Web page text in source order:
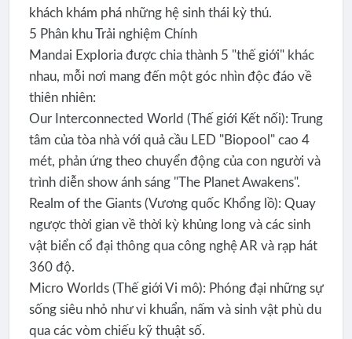
khách khám phá những hệ sinh thái kỳ thú.
​5 Phân khu Trải nghiệm Chính
​Mandai Exploria được chia thành 5 "thế giới" khác
nhau, mỗi nơi mang đến một góc nhìn độc đáo về
thiên nhiên:
​Our Interconnected World (Thế giới Kết nối): Trung
tâm của tòa nhà với quả cầu LED "Biopool" cao 4
mét, phản ứng theo chuyển động của con người và
trình diễn show ánh sáng "The Planet Awakens".
​Realm of the Giants (Vương quốc Khổng lồ): Quay
ngược thời gian về thời kỳ khủng long và các sinh
vật biển cổ đại thông qua công nghệ AR và rạp hát
360 độ.
​Micro Worlds (Thế giới Vi mô): Phóng đại những sự
sống siêu nhỏ như vi khuẩn, nấm và sinh vật phù du
qua các vòm chiếu kỹ thuật số.